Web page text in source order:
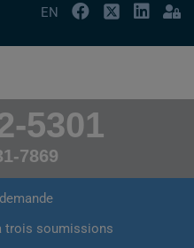
EN
5301
7869
trois soumissions